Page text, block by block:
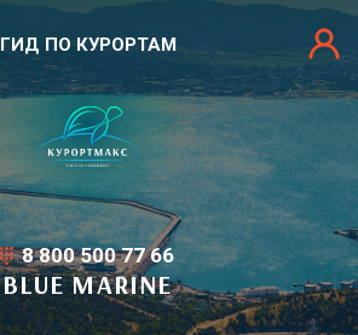
ГИД ПО КУРОРТАМ
8 800 500 77 66
BLUE MARINE